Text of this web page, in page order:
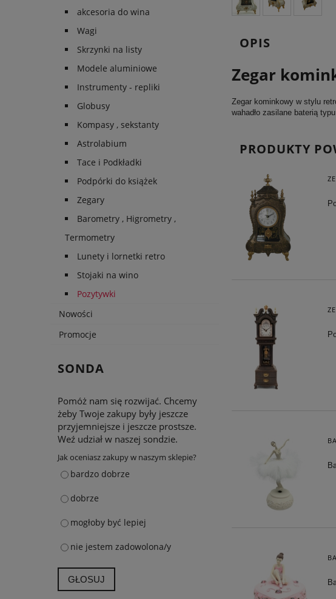
akcesoria do wina
Wagi
Skrzynki na listy
Modele aluminiowe
Instrumenty - repliki
Globusy
Kompasy , sekstanty
Astrolabium
Tace i Podkładki
Podpórki do książek
Zegary
Barometry , Higrometry ,
Termometry
Lunety i lornetki retro
Stojaki na wino
Pozytywki
Nowości
Promocje
SONDA
Pomóż nam się rozwijać. Chcemy
żeby Twoje zakupy były jeszcze
przyjemniejsze i jeszcze prostsze.
Weź udział w naszej sondzie.
Jak oceniasz zakupy w naszym sklepie?
bardzo dobrze
dobrze
mogłoby być lepiej
nie jestem zadowolona/y
GŁOSUJ
OPIS
Zegar
Zegar kominkowy w stylu
wahadło zasilane baterią typu
PRODUKTY